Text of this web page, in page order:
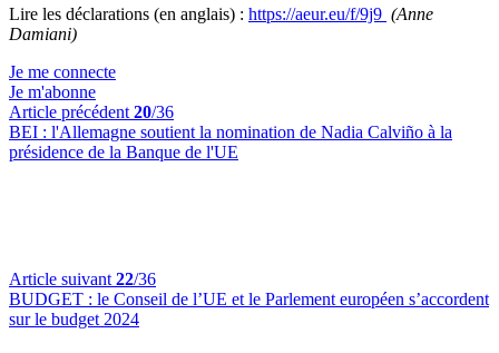
Lire les déclarations (en anglais) : https://aeur.eu/f/9j9 (Anne
Damiani)
Je me connecte
Je m'abonne
Article précédent 20/36
BEI : l'Allemagne soutient la nomination de Nadia Calviño à la
présidence de la Banque de l'UE
Article suivant 22/36
BUDGET : le Conseil de l’UE et le Parlement européen s’accordent
sur le budget 2024